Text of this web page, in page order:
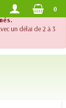
téléphonique
un délai de 2 à 3
DES 120.- 0